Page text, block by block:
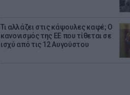
Τι αλλάζει στις κάψουλες καφέ; Ο
κανονισμός της ΕΕ που τίθεται σε
ισχύ από τις 12 Αυγούστου